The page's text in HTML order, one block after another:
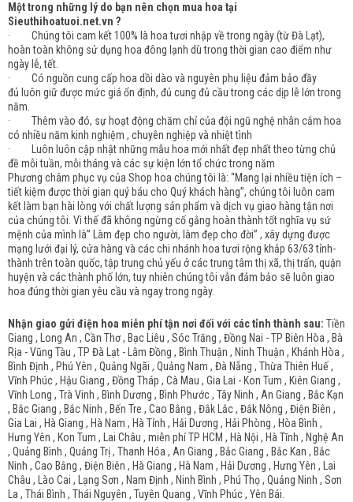
Một trong những lý do bạn nên chọn mua hoa tại
Sieuthihoatuoi.net.vn ?
· Chúng tôi cam kết 100% là hoa tươi nhập về trong ngày (từ Đà Lạt),
hoàn toàn không sử dụng hoa đông lạnh dù trong thời gian cao điểm như
ngày lễ, tết.
· Có nguồn cung cấp hoa dồi dào và nguyên phụ liệu đảm bảo đầy
đủ luôn giữ được mức giá ổn định, đủ cung đủ cầu trong các dịp lễ lớn trong
năm.
· Thêm vào đó, sự hoạt động chăm chỉ của đội ngũ nghệ nhân cắm hoa
có nhiều năm kinh nghiệm , chuyên nghiệp và nhiệt tình
· Luôn luôn cập nhật những mẫu hoa mới nhất đẹp nhất theo từng chủ
đề mỗi tuần, mỗi tháng và các sự kiện lớn tổ chức trong năm
Phương châm phục vụ của Shop hoa chúng tôi là: “Mang lại nhiều tiện ích –
tiết kiệm được thời gian quý báu cho Quý khách hàng”, chúng tôi luôn cam
kết làm bạn hài lòng với chất lượng sản phẩm và dịch vụ giao hàng tận nơi
của chúng tôi. Vì thế đã không ngừng cố gắng hoàn thành tốt nghĩa vụ sứ
mệnh của mình là” Làm đẹp cho người, làm đẹp cho đời” , xây dựng được
mạng lưới đại lý, cửa hàng và các chi nhánh hoa tươi rộng khắp 63/63 tỉnh-
thành trên toàn quốc, tập trung chủ yếu ở các trung tâm thị xã, thị trấn, quận
huyện và các thành phố lớn, tuy nhiên chúng tôi vẫn đảm bảo sẽ luôn giao
hoa đúng thời gian yêu cầu và ngay trong ngày.
Nhận giao gửi điện hoa miễn phí tận nơi đối với các tỉnh thành sau: Tiền
Giang , Long An , Cần Thơ , Bạc Liêu , Sóc Trăng , Đồng Nai - TP Biên Hòa , Bà
Rịa - Vũng Tàu , TP Đà Lạt - Lâm Đồng , Bình Thuận , Ninh Thuận , Khánh Hòa ,
Bình Định , Phú Yên , Quảng Ngãi , Quảng Nam , Đà Nẵng , Thừa Thiên Huế ,
Vĩnh Phúc , Hậu Giang , Đồng Tháp , Cà Mau , Gia Lai - Kon Tum , Kiên Giang ,
Vĩnh Long , Trà Vinh , Bình Dương , Bình Phước , Tây Ninh , An Giang , Bắc Kạn
, Bắc Giang , Bắc Ninh , Bến Tre , Cao Bằng , Đắk Lắc , Đắk Nông , Điện Biên ,
Gia Lai , Hà Giang , Hà Nam , Hà Tỉnh , Hải Dương , Hải Phòng , Hòa Bình ,
Hưng Yên , Kon Tum , Lai Châu , miễn phí TP HCM , Hà Nội , Hà Tĩnh , Nghệ An
, Quảng Bình , Quảng Trị , Thanh Hóa , An Giang , Bắc Giang , Bắc Kan , Bắc
Ninh , Cao Bằng , Điện Biên , Hà Giang , Hà Nam , Hải Dương , Hưng Yên , Lai
Châu , Lào Cai , Lạng Sơn , Nam Định , Ninh Bình , Phú Thọ , Quảng Ninh , Sơn
La , Thái Bình , Thái Nguyên , Tuyên Quang , Vĩnh Phúc , Yên Bái.